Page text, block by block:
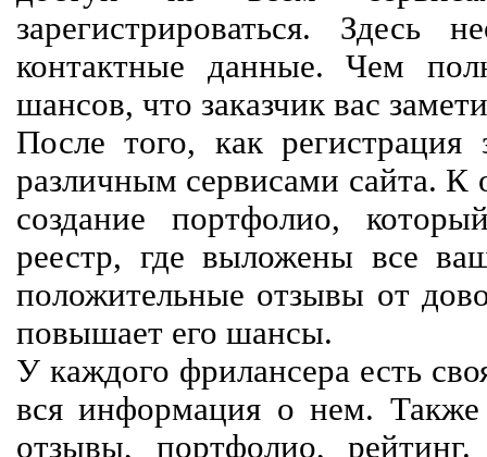
зарегистрироваться. Здесь
контактные данные. Чем
шансов, что заказчик вас
После того, как регистрация
различным сервисами сайта. К
создание портфолио,
реестр, где выложены все
положительные отзывы от
повышает его шансы.
У каждого фрилансера есть
вся информация о нем. Также
отзывы, портфолио,